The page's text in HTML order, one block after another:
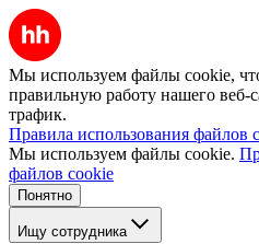
Мы используем файлы cookie,
правильную работу нашего веб-
трафик.
Правила использования файлов
Мы используем файлы cookie.
файлов cookie
Понятно
Ищу сотрудника